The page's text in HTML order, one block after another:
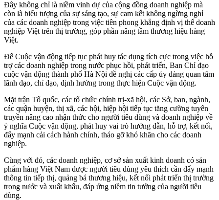
Đây không chỉ là niềm vinh dự của cộng đồng doanh nghiệp mà
còn là biểu tượng của sự sáng tạo, sự cam kết không ngừng nghỉ
của các doanh nghiệp trong việc tiên phong khẳng định vị thế doanh
nghiệp Việt trên thị trường, góp phần nâng tầm thương hiệu hàng
Việt.
Để Cuộc vận động tiếp tục phát huy tác dụng tích cực trong việc hỗ
trợ các doanh nghiệp trong nước phục hồi, phát triển, Ban Chỉ đạo
cuộc vận động thành phố Hà Nội đề nghị các cấp ủy đảng quan tâm
lãnh đạo, chỉ đạo, định hướng trong thực hiện Cuộc vận động.
Mặt trận Tổ quốc, các tổ chức chính trị-xã hội, các Sở, ban, ngành,
các quận huyện, thị xã, các hội, hiệp hội tiếp tục tăng cường tuyên
truyền nâng cao nhận thức cho người tiêu dùng và doanh nghiệp về
ý nghĩa Cuộc vận động, phát huy vai trò hướng dẫn, hỗ trợ, kết nối,
đẩy mạnh cải cách hành chính, tháo gỡ khó khăn cho các doanh
nghiệp.
Cùng với đó, các doanh nghiệp, cơ sở sản xuất kinh doanh có sản
phẩm hàng Việt Nam được người tiêu dùng yêu thích cần đẩy mạnh
thông tin tiếp thị, quảng bá thương hiệu, kết nối phát triển thị trường
trong nước và xuất khẩu, đáp ứng niềm tin tưởng của người tiêu
dùng.